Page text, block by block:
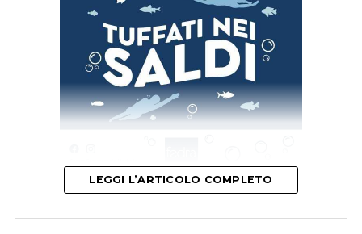
Mercurio è in risonanza armonica nel vostro segno.
LEGGI L’ARTICOLO COMPLETO